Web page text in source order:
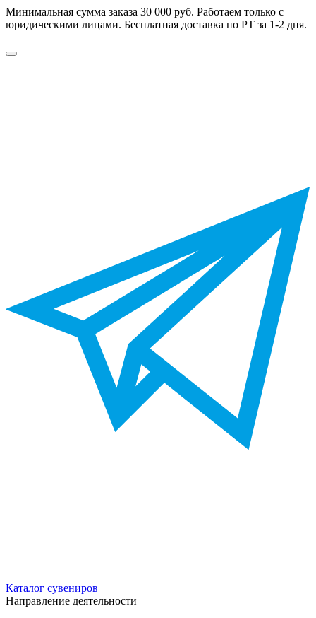
Минимальная сумма заказа 30 000 руб. Работаем только с
юридическими лицами. Бесплатная доставка по РТ за 1-2 дня.
Каталог сувениров
Направление деятельности